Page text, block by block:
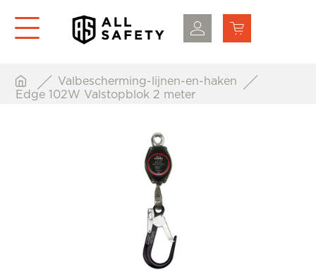
Valbescherming-lijnen-en-haken
Edge 102W Valstopblok 2 meter